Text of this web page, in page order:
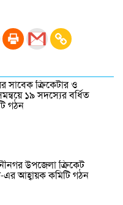
সাবেক ক্রিকেটার ও
১৯ সদস্যের বর্ধিত
গঠন
উপজেলা ক্রিকেট
এর আহ্বায়ক কমিটি গঠন